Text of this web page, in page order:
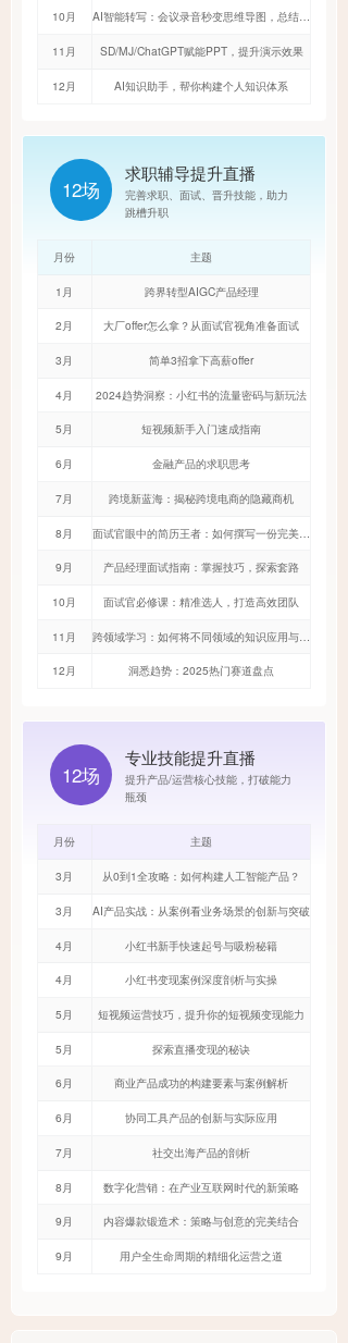
10月
AI智能转写：会议录音秒变思维导图，总结更
高效
11月 SD/MJ/ChatGPT赋能PPT，提升演示效果
12月 AI知识助手，帮你构建个人知识体系
12场
求职辅导提升直播
完善求职、面试、晋升技能，助力
跳槽升职
月份 主题
1月 跨界转型AIGC产品经理
2月 大厂offer怎么拿？从面试官视角准备面试
3月 简单3招拿下高薪offer
4月 2024趋势洞察：小红书的流量密码与新玩法
5月 短视频新手入门速成指南
6月 金融产品的求职思考
7月 跨境新蓝海：揭秘跨境电商的隐藏商机
8月
面试官眼中的简历王者：如何撰写一份完美简
历？
9月 产品经理面试指南：掌握技巧，探索套路
10月 面试官必修课：精准选人，打造高效团队
11月
跨领域学习：如何将不同领域的知识应用与迁
移
12月 洞悉趋势：2025热门赛道盘点
12场
专业技能提升直播
提升产品/运营核心技能，打破能力
瓶颈
月份 主题
3月 从0到1全攻略：如何构建人工智能产品？
3月 AI产品实战：从案例看业务场景的创新与突破
4月 小红书新手快速起号与吸粉秘籍
4月 小红书变现案例深度剖析与实操
5月 短视频运营技巧，提升你的短视频变现能力
5月 探索直播变现的秘诀
6月 商业产品成功的构建要素与案例解析
6月 协同工具产品的创新与实际应用
7月 社交出海产品的剖析
8月 数字化营销：在产业互联网时代的新策略
9月 内容爆款锻造术：策略与创意的完美结合
9月 用户全生命周期的精细化运营之道